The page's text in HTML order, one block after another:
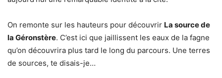
On remonte sur les hauteurs pour découvrir La source de
la Géronstère. C’est ici que jaillissent les eaux de la fagne
qu’on découvrira plus tard le long du parcours. Une terres
de sources, te disais-je…